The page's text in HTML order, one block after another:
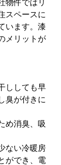
物件ではリ
スペースに
います。漆
メリットが
ししても早
臭が付きに
め消臭、吸
ない冷暖房
ができ、電